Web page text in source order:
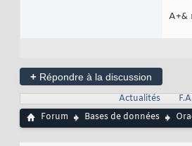
A+&
+ Répondre à la discussion
Actualités
Forum
Bases de données